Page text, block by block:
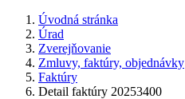
Úvodná stránka
Úrad
Zverejňovanie
Zmluvy, faktúry, objednávky
Faktúry
Detail faktúry 20253400